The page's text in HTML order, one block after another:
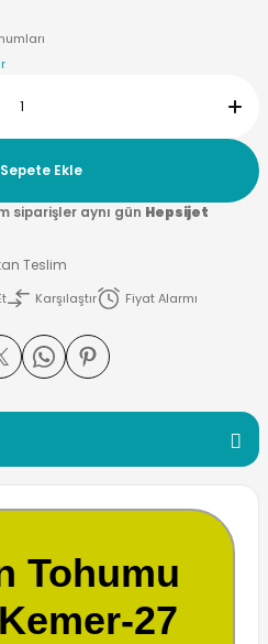
Sepete Ekle
siparişler aynı gün Hepsijet
Teslim
Karşılaştır
Fiyat Alarmı
Tohumu
27